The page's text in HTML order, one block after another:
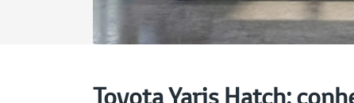
Toyota Yaris Hatch: